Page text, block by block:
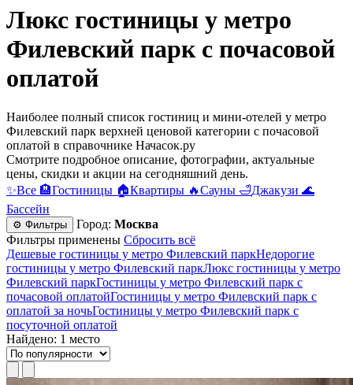
Люкс гостиницы у метро
Филевский парк c почасовой
оплатой
Наиболее полный список гостиниц и мини-отелей у метро
Филевский парк верхней ценовой категории c почасовой
оплатой в справочнике Начасок.ру
Смотрите подробное описание, фотографии, актуальные
цены, скидки и акции на сегодняшний день.
✨Все 🏨Гостиницы 🏠Квартиры 🔥Сауны 🛁Джакузи 🌊
Бассейн
⚙ Фильтры Город: Москва
Фильтры применены Сбросить всё
Дешевые гостиницы у метро Филевский паркНедорогие
гостиницы у метро Филевский паркЛюкс гостиницы у метро
Филевский паркГостиницы у метро Филевский парк c
почасовой оплатойГостиницы у метро Филевский парк с
оплатой за ночьГостиницы у метро Филевский парк c
посуточной оплатой
Найдено: 1 место